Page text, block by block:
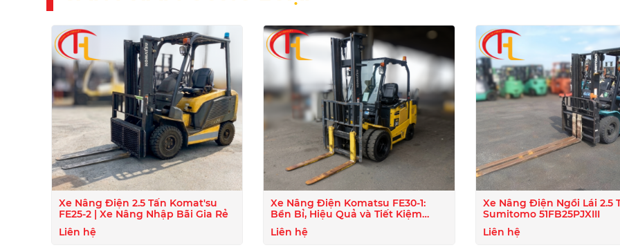
Xe Nâng Điện 2.5 Tấn Komat'su
FE25-2 | Xe Nâng Nhập Bãi Gia Rẻ
Liên hệ
Xe Nâng Điện Komatsu FE30-1:
Bền Bỉ, Hiệu Quả và Tiết Kiệm
Năng Lượng
Liên hệ
Xe Nâng Điện Ngồi Lái 2.5
Sumitomo 51FB25PJXIII
Liên hệ